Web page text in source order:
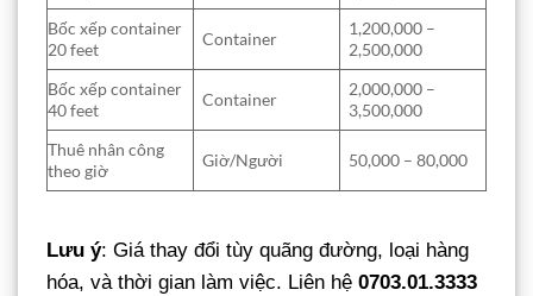
Bốc xếp container
20 feet
Container
1,200,000 –
2,500,000
Bốc xếp container
40 feet
Container
2,000,000 –
3,500,000
Thuê nhân công
theo giờ
Giờ/Người 50,000 – 80,000
Lưu ý: Giá thay đổi tùy quãng đường, loại hàng
hóa, và thời gian làm việc. Liên hệ 0703.01.3333